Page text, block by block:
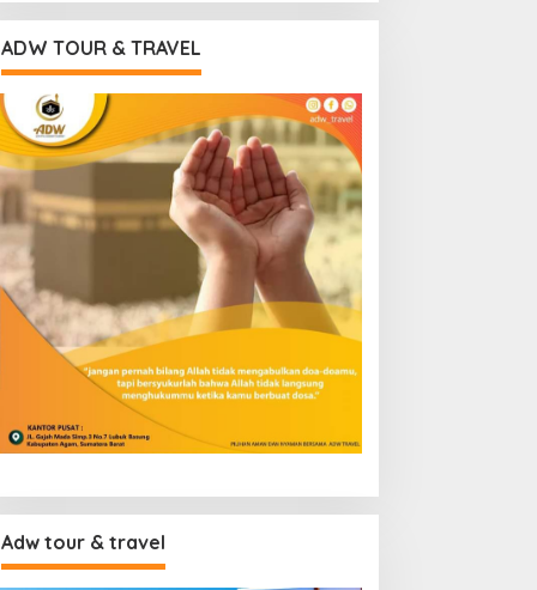
ADW TOUR & TRAVEL
Adw tour & travel